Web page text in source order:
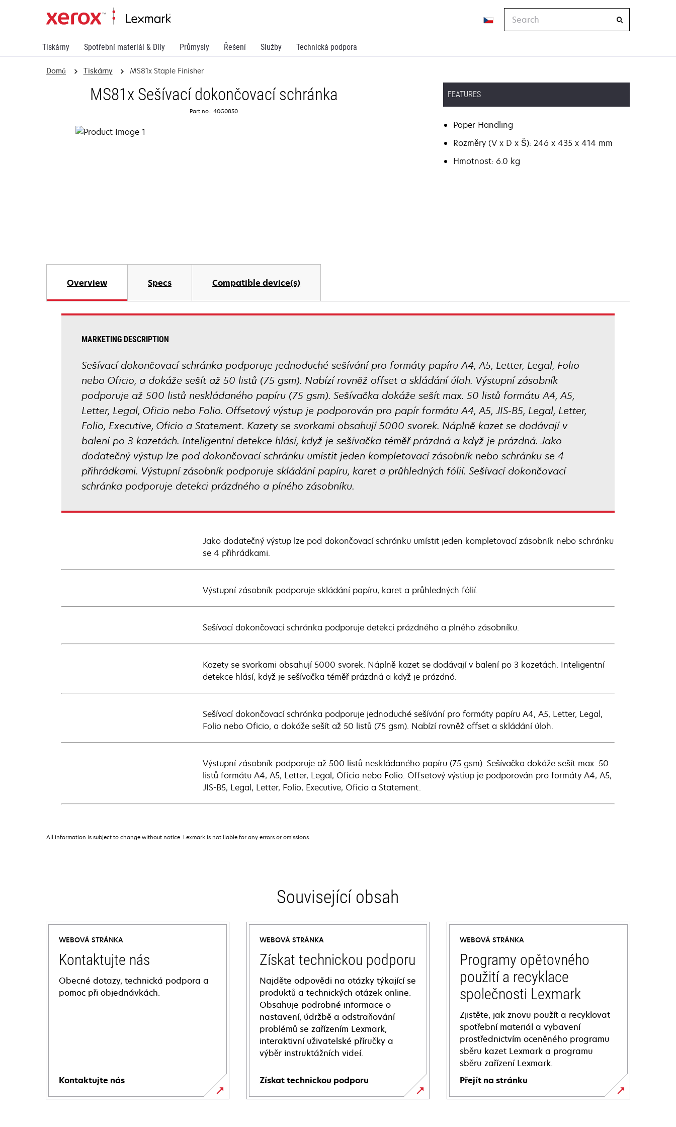
Tiskárny Spotřební materiál & Díly Průmysly Řešení Služby Technická podpora
Domů Tiskárny MS81x Staple Finisher
MS81x Sešívací dokončovací schránka
Part no.: 40G0850
FEATURES
Paper Handling
Rozměry (V x D x Š): 246 x 435 x 414 mm
Hmotnost: 6.0 kg
Overview Specs Compatible device(s)
MARKETING DESCRIPTION
Sešívací dokončovací schránka podporuje jednoduché sešívání pro formáty papíru A4, A5, Letter, Legal, Folio
nebo Oficio, a dokáže sešít až 50 listů (75 gsm). Nabízí rovněž offset a skládání úloh. Výstupní zásobník
podporuje až 500 listů neskládaného papíru (75 gsm). Sešívačka dokáže sešít max. 50 listů formátu A4, A5,
Letter, Legal, Oficio nebo Folio. Offsetový výstup je podporován pro papír formátu A4, A5, JIS-B5, Legal, Letter,
Folio, Executive, Oficio a Statement. Kazety se svorkami obsahují 5000 svorek. Náplně kazet se dodávají v
balení po 3 kazetách. Inteligentní detekce hlásí, když je sešívačka téměř prázdná a když je prázdná. Jako
dodatečný výstup lze pod dokončovací schránku umístit jeden kompletovací zásobník nebo schránku se 4
přihrádkami. Výstupní zásobník podporuje skládání papíru, karet a průhledných fólií. Sešívací dokončovací
schránka podporuje detekci prázdného a plného zásobníku.
Jako dodatečný výstup lze pod dokončovací schránku umístit jeden kompletovací zásobník nebo schránku
se 4 přihrádkami.
Výstupní zásobník podporuje skládání papíru, karet a průhledných fólií.
Sešívací dokončovací schránka podporuje detekci prázdného a plného zásobníku.
Kazety se svorkami obsahují 5000 svorek. Náplně kazet se dodávají v balení po 3 kazetách. Inteligentní
detekce hlásí, když je sešívačka téměř prázdná a když je prázdná.
Sešívací dokončovací schránka podporuje jednoduché sešívání pro formáty papíru A4, A5, Letter, Legal,
Folio nebo Oficio, a dokáže sešít až 50 listů (75 gsm). Nabízí rovněž offset a skládání úloh.
Výstupní zásobník podporuje až 500 listů neskládaného papíru (75 gsm). Sešívačka dokáže sešít max. 50
listů formátu A4, A5, Letter, Legal, Oficio nebo Folio. Offsetový výstiup je podporován pro formáty A4, A5,
JIS-B5, Legal, Letter, Folio, Executive, Oficio a Statement.
All information is subject to change without notice. Lexmark is not liable for any errors or omissions.
Související obsah
WEBOVÁ STRÁNKA
Kontaktujte nás
Obecné dotazy, technická podpora a
pomoc při objednávkách.
Kontaktujte nás
WEBOVÁ STRÁNKA
Získat technickou podporu
Najděte odpovědi na otázky týkající se
produktů a technických otázek online.
Obsahuje podrobné informace o
nastavení, údržbě a odstraňování
problémů se zařízením Lexmark,
interaktivní uživatelské příručky a
výběr instruktážních videí.
Získat technickou podporu
opens
WEBOVÁ STRÁNKA
Programy opětovného
použití a recyklace
společnosti Lexmark
Zjistěte, jak znovu použít a recyklovat
spotřební materiál a vybavení
prostřednictvím oceněného programu
sběru kazet Lexmark a programu
sběru zařízení Lexmark.
Přejít na stránku